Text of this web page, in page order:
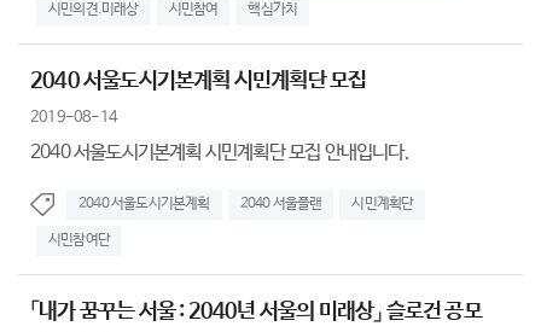
시민의견.미래상 시민참여 핵심가치
2040 서울도시기본계획 시민계획단 모집
2019-08-14
2040 서울도시기본계획 시민계획단 모집 안내입니다.
2040 서울도시기본계획 2040 서울플랜 시민계획단
시민참여단
「내가 꿈꾸는 서울 : 2040년 서울의 미래상」 슬로건 공모